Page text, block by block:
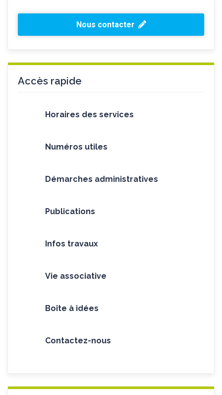
Nous contacter
Accès rapide
Horaires des services
Numéros utiles
Démarches administratives
Publications
Infos travaux
Vie associative
Boîte à idées
Contactez-nous